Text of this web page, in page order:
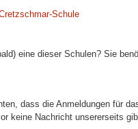
Schule
eine dieser Schulen? Sie
dass die Anmeldungen für
keine Nachricht unsererseits